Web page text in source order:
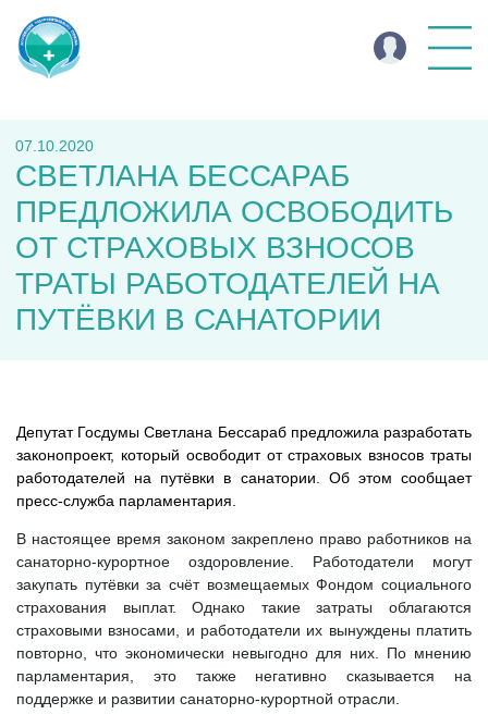
07.10.2020
СВЕТЛАНА БЕССАРАБ
ПРЕДЛОЖИЛА ОСВОБОДИТЬ
ОТ СТРАХОВЫХ ВЗНОСОВ
ТРАТЫ РАБОТОДАТЕЛЕЙ НА
ПУТЁВКИ В САНАТОРИИ
Депутат Госдумы Светлана Бессараб предложила разработать
законопроект, который освободит от страховых взносов траты
работодателей на путёвки в санатории. Об этом сообщает
пресс-служба парламентария.
В настоящее время законом закреплено право работников на
санаторно-курортное оздоровление. Работодатели могут
закупать путёвки за счёт возмещаемых Фондом социального
страхования выплат. Однако такие затраты облагаются
страховыми взносами, и работодатели их вынуждены платить
повторно, что экономически невыгодно для них. По мнению
парламентария, это также негативно сказывается на
поддержке и развитии санаторно-курортной отрасли.